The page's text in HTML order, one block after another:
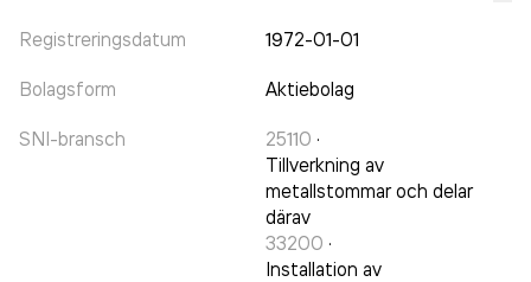
Registreringsdatum 1972-01-01
Bolagsform Aktiebolag
SNI-bransch 25110 ·
Tillverkning av
metallstommar och delar
därav
33200 ·
Installation av